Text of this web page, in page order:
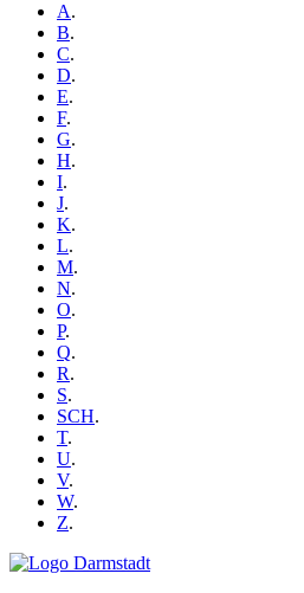
A.
B.
C.
D.
E.
F.
G.
H.
I.
J.
K.
L.
M.
N.
O.
P.
Q.
R.
S.
SCH.
T.
U.
V.
W.
Z.